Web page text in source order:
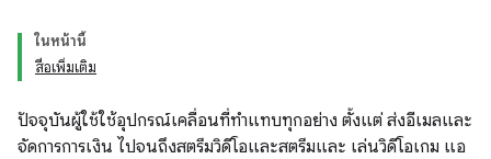
ในหน้านี้
สื่อเพิ่มเติม
ปัจจุบันผู้ใช้ใช้อุปกรณ์เคลื่อนที่ทำแทบทุกอย่าง ตั้งแต่ ส่งอีเมลและ
จัดการการเงิน ไปจนถึงสตรีมวิดีโอและสตรีมและ เล่นวิดีโอเกม แอ